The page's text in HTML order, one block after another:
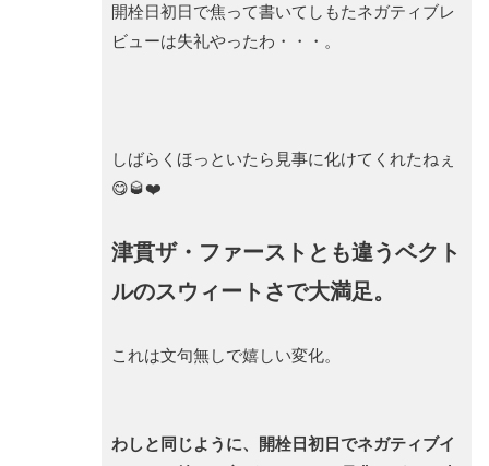
開栓日初日で焦って書いてしもたネガティブレ
ビューは失礼やったわ・・・。
しばらくほっといたら見事に化けてくれたねぇ
😋🥃❤️
津貫ザ・ファーストとも違うベクト
ルのスウィートさで大満足。
これは文句無しで嬉しい変化。
わしと同じように、開栓日初日でネガティブイ